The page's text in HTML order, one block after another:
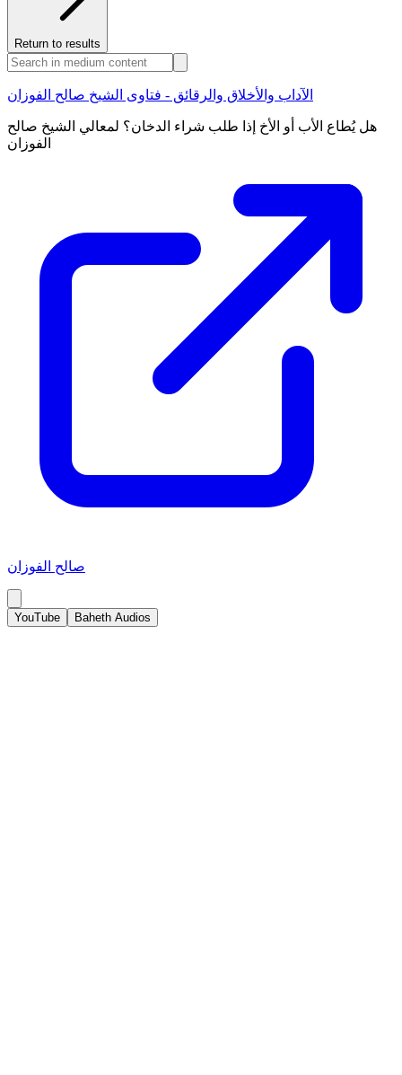
Return to results
الآداب والأخلاق والرقائق - فتاوى الشيخ صالح الفوزان
هل يُطاع الأب أو الأخ إذا طلب شراء الدخان؟ لمعالي الشيخ صالح
الفوزان
صالح الفوزان
YouTube Baheth Audios